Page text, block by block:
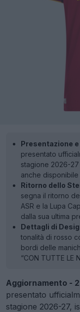
Presentazione
presentato
stagione 2026-
anche
Ritorno dello
segna il ritorno
ASR e la Lupa
dalla sua ultima
Dettagli di
tonalità di rosso
bordi delle
“CON TUTTE LE
Aggiornamento -
presentato
stagione 2026-27,